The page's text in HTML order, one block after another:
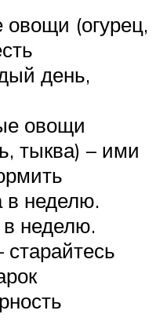
(огурец,
день,
овощи
тыква) – ими
в неделю.
неделю.